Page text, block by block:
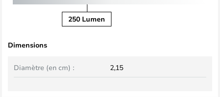
250 Lumen
Dimensions
Diamètre (en cm) : 2,15